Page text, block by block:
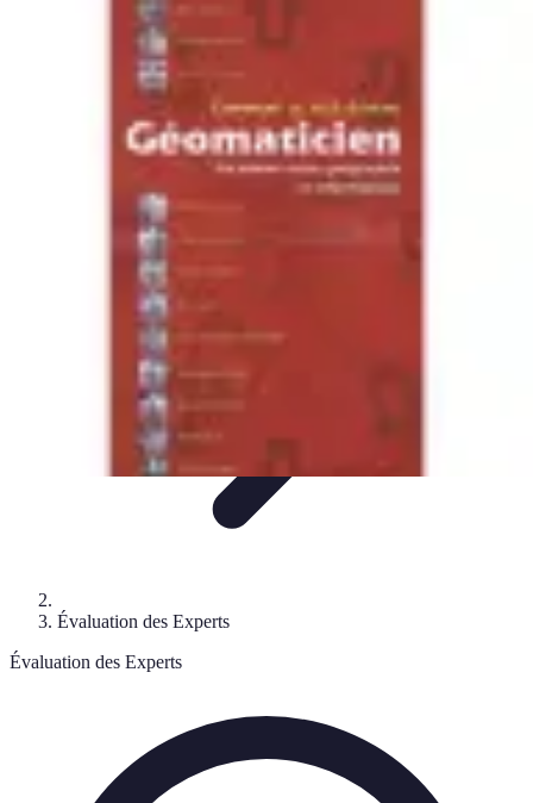
Informatique Expert
Évaluation d'expertsCompétences
Évaluation des Experts
Informatique Expert
Évaluation des Experts
Évaluation des Experts